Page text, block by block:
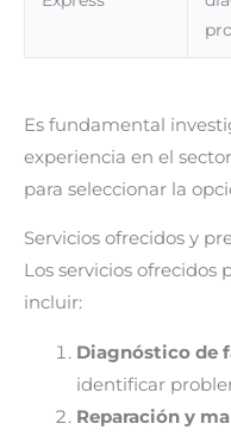
Es fundamental
experiencia en el
para seleccionar la
Servicios ofrecidos y
Los servicios ofrecidos
incluir:
Diagnóstico de
identificar
Reparación y